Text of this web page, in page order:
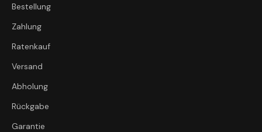
Bestellung
Zahlung
Ratenkauf
Versand
Abholung
Rückgabe
Garantie